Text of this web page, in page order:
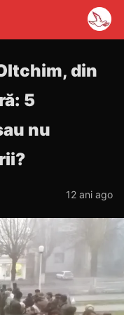
din
5
nu
12 ani ago